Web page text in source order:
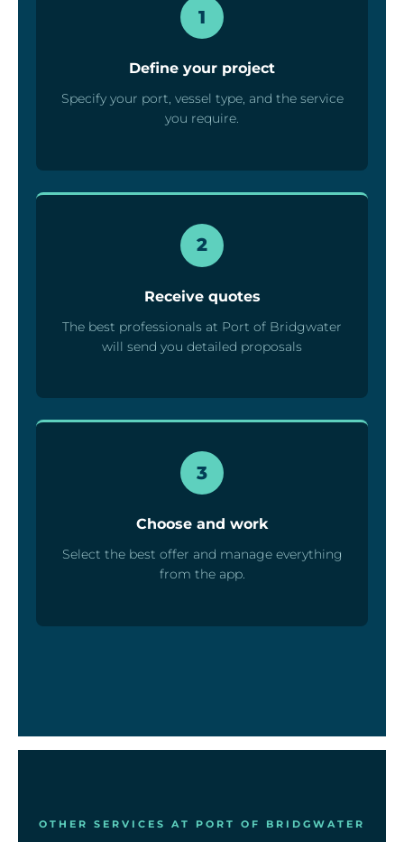
1
Define your project
Specify your port, vessel type, and the service
you require.
2
Receive quotes
The best professionals at Port of Bridgwater
will send you detailed proposals
3
Choose and work
Select the best offer and manage everything
from the app.
OTHER SERVICES AT PORT OF BRIDGWATER